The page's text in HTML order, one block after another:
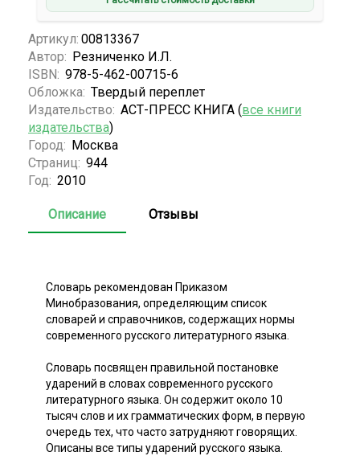
Артикул: 00813367
Автор: Резниченко И.Л.
ISBN: 978-5-462-00715-6
Обложка: Твердый переплет
Издательство: АСТ-ПРЕСС КНИГА (все книги
издательства)
Город: Москва
Страниц: 944
Год: 2010
Описание Отзывы
Словарь рекомендован Приказом
Минобразования, определяющим список
словарей и справочников, содержащих нормы
современного русского литературного языка.
Словарь посвящен правильной постановке
ударений в словах современного русского
литературного языка. Он содержит около 10
тысяч слов и их грамматических форм, в первую
очередь тех, что часто затрудняют говорящих.
Описаны все типы ударений русского языка.